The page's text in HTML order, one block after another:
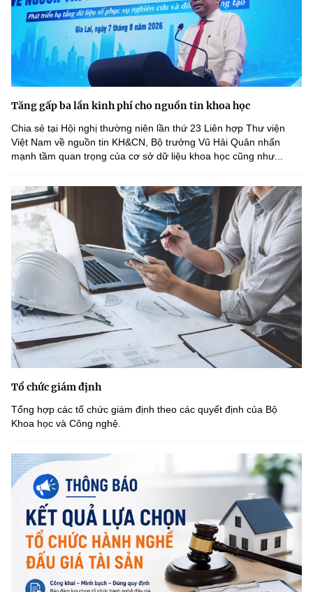
Tăng gấp ba lần kinh phí cho nguồn tin khoa học
Chia sẻ tại Hội nghị thường niên lần thứ 23 Liên hợp Thư viện
Việt Nam về nguồn tin KH&CN, Bộ trưởng Vũ Hải Quân nhấn
mạnh tầm quan trọng của cơ sở dữ liệu khoa học cũng như...
Tổ chức giám định
Tổng hợp các tổ chức giám định theo các quyết định của Bộ
Khoa học và Công nghệ.